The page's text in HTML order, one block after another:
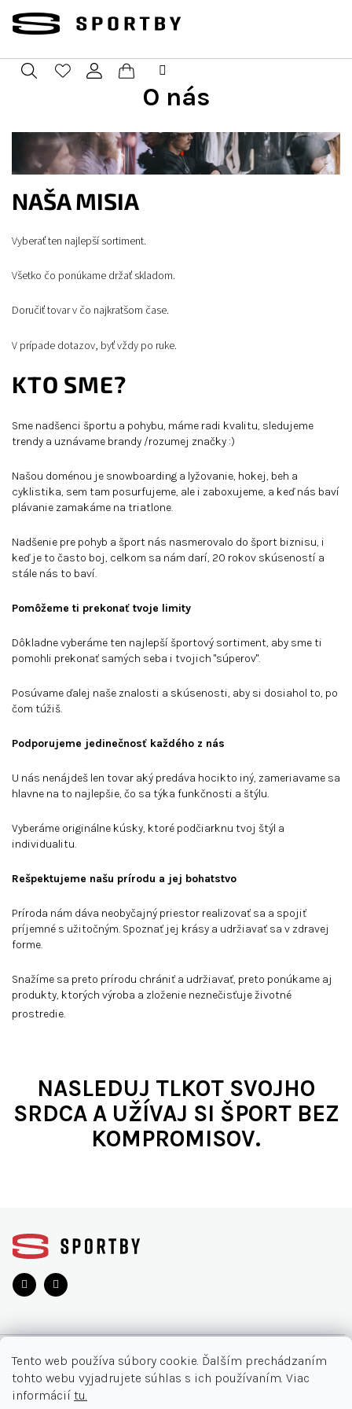
Tento web používa súbory cookie. Ďalším prechádzaním
tohto webu vyjadrujete súhlas s ich používaním. Viac
informácií tu.
obsah
PrihlásenieNákupný
košík
O nás
NAŠA MISIA
Vyberať ten najlepší sortiment.
Všetko čo ponúkame držať skladom.
Doručiť tovar v čo najkratšom čase.
V prípade dotazov, byť vždy po ruke.
KTO SME?
Sme nadšenci športu a pohybu, máme radi kvalitu, sledujeme
trendy a uznávame brandy /rozumej značky :)
Našou doménou je snowboarding a lyžovanie, hokej, beh a
cyklistika, sem tam posurfujeme, ale i zaboxujeme, a keď nás baví
plávanie zamakáme na triatlone.
Nadšenie pre pohyb a šport nás nasmerovalo do šport biznisu, i
keď je to často boj, celkom sa nám darí, 20 rokov skúseností a
stále nás to baví.
Pomôžeme ti prekonať tvoje limity
Dôkladne vyberáme ten najlepší športový sortiment, aby sme ti
pomohli prekonať samých seba i tvojich "súperov".
Posúvame ďalej naše znalosti a skúsenosti, aby si dosiahol to, po
čom túžiš.
Podporujeme jedinečnosť každého z nás
U nás nenájdeš len tovar aký predáva hocikto iný, zameriavame sa
hlavne na to najlepšie, čo sa týka funkčnosti a štýlu.
Vyberáme originálne kúsky, ktoré podčiarknu tvoj štýl a
individualitu.
Rešpektujeme našu prírodu a jej bohatstvo
Príroda nám dáva neobyčajný priestor realizovať sa a spojiť
príjemné s užitočným. Spoznať jej krásy a udržiavať sa v zdravej
forme.
Snažíme sa preto prírodu chrániť a udržiavať, preto ponúkame aj
produkty, ktorých výroba a zloženie neznečisťuje životné
prostredie.
NASLEDUJ TLKOT SVOJHO
SRDCA A UŽÍVAJ SI ŠPORT BEZ
KOMPROMISOV.
e
O NÁKUPE
Moja objednávka
INFORMÁCIE